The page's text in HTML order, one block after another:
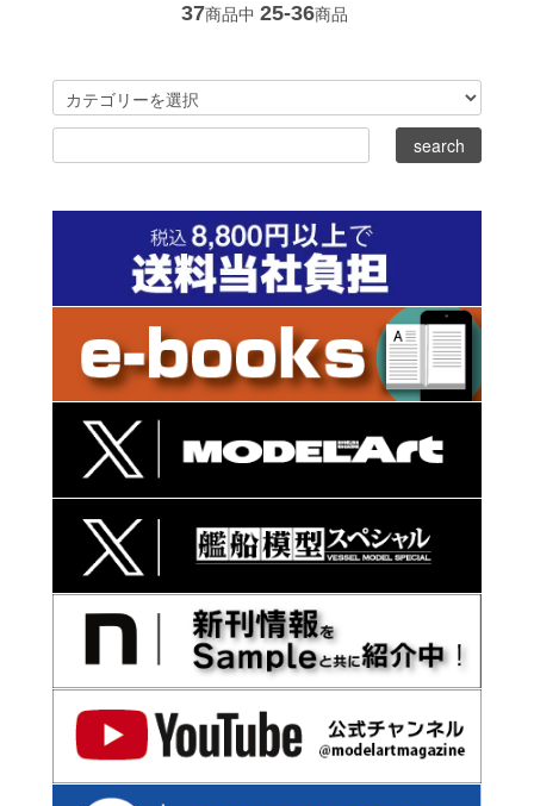
37商品中 25-36商品